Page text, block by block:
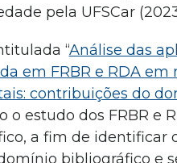
pela UFSCar
“Análise das
em FRBR e RDA em
contribuições do
o estudo dos FRBR e
a fim de identificar
bibliográfico e